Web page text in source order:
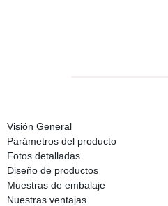
Visión General
Parámetros del producto
Fotos detalladas
Diseño de productos
Muestras de embalaje
Nuestras ventajas